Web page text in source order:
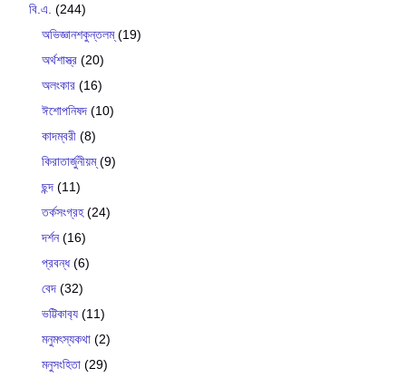
বি.এ. (244)
অভিজ্ঞানশকুন্তলম্(19)
অর্থশাস্ত্র (20)
অলংকার (16)
ঈশোপনিষদ (10)
কাদম্বরী (8)
কিরাতার্জুনীয়ম্(9)
ছন্দ (11)
তর্কসংগ্রহ(24)
দর্শন(16)
প্রবন্ধ(6)
বেদ (32)
ভট্টিকাব‍্য (11)
মনুমৎস্যকথা (2)
মনুসংহিতা (29)